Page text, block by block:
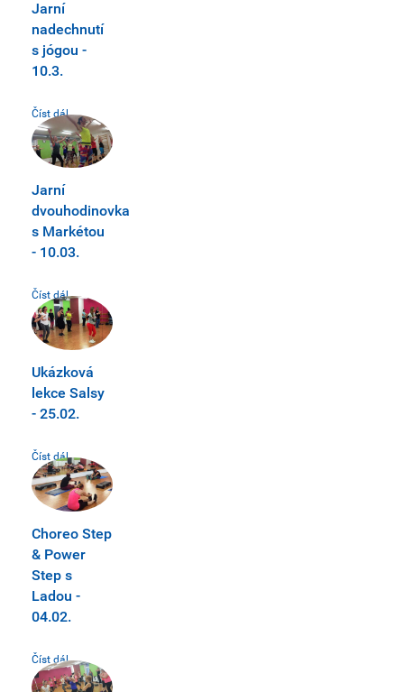
Jarní
nadechnutí
s jógou -
10.3.
Číst dál...
Jarní
dvouhodinovka
s Markétou
- 10.03.
Číst dál...
Ukázková
lekce Salsy
- 25.02.
Číst dál...
Choreo Step
& Power
Step s
Ladou -
04.02.
Číst dál...